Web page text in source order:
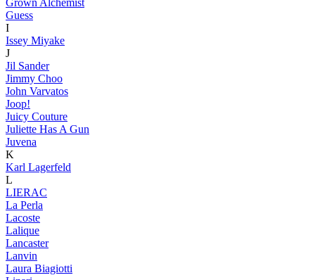
Grown Alchemist
Guess
I
Issey Miyake
J
Jil Sander
Jimmy Choo
John Varvatos
Joop!
Juicy Couture
Juliette Has A Gun
Juvena
K
Karl Lagerfeld
L
LIERAC
La Perla
Lacoste
Lalique
Lancaster
Lanvin
Laura Biagiotti